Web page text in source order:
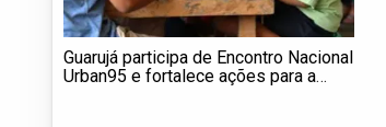
Guarujá participa de Encontro Nacional
Urban95 e fortalece ações para a